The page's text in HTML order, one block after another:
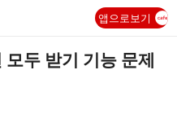
앱으로보기
두 받기 기능 문제